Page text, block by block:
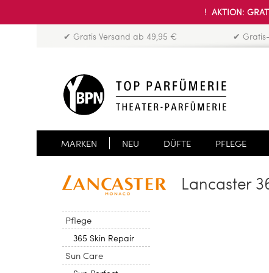
! AKTION:
✔ Gratis Versand ab 49,95 € ✔
MARKEN NEU DÜFTE PFLEGE
Pflege
365 Skin Repair
Sun Care
Lancaster